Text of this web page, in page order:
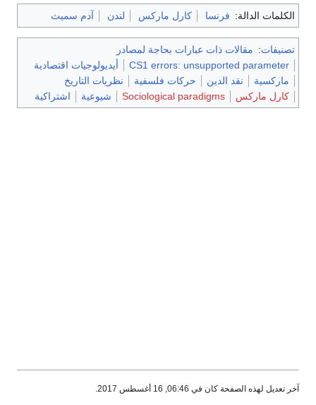
الكلمات الدالة: فرنسا كارل ماركس لندن آدم سميث
تصنيفات: مقالات ذات عبارات بحاجة لمصادر
CS1 errors: unsupported parameter
أيديولوجيات اقتصادية
ماركسية
نقد الدين حركات فلسفية
نظريات التاريخ
كارل ماركس
Sociological paradigms شيوعية اشتراكية
آخر تعديل لهذه الصفحة كان في 06:46, 16 أغسطس 2017.